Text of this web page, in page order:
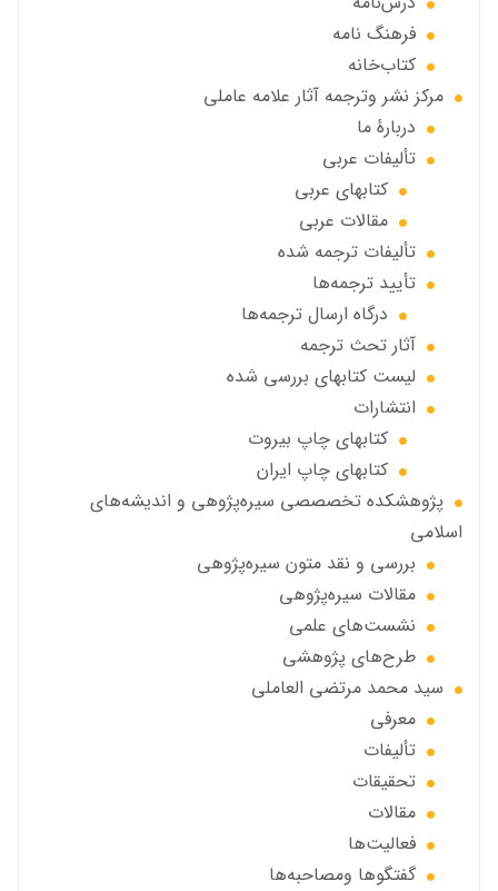
فرهنگ نامه
کتاب‌خانه
مركز نشر وترجمه آثار علامه عاملی
دربارهٔ ما
تألیفات عربی
کتابهای عربی
مقالات عربی
تألیفات ترجمه شده
تأیید ترجمه‌ها
درگاه ارسال ترجمه‌ها
آثار تحث ترجمه
ليست كتابهاي بررسي شده
انتشارات
كتابهاي چاپ بيروت
كتابهاي چاپ ايران
پژوهشكده تخصصصى سیره‌پژوهی و اندیشه‌های
اسلامی
بررسی و نقد متون سیره‌پژوهی
مقالات سيره‌پژوهى
نشست‌های علمی
طرح‌های پژوهشی
سید محمد مرتضی العاملی
معرفی
تألیفات
تحقیقات
مقالات
فعالیت‌ها
گفتگوها ومصاحبه‌ها